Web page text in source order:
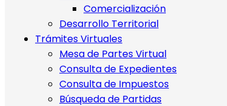
Comercialización
Desarrollo Territorial
Trámites Virtuales
Mesa de Partes Virtual
Consulta de Expedientes
Consulta de Impuestos
Búsqueda de Partidas